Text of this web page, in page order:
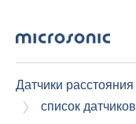
Датчики расстояния
список датчиков